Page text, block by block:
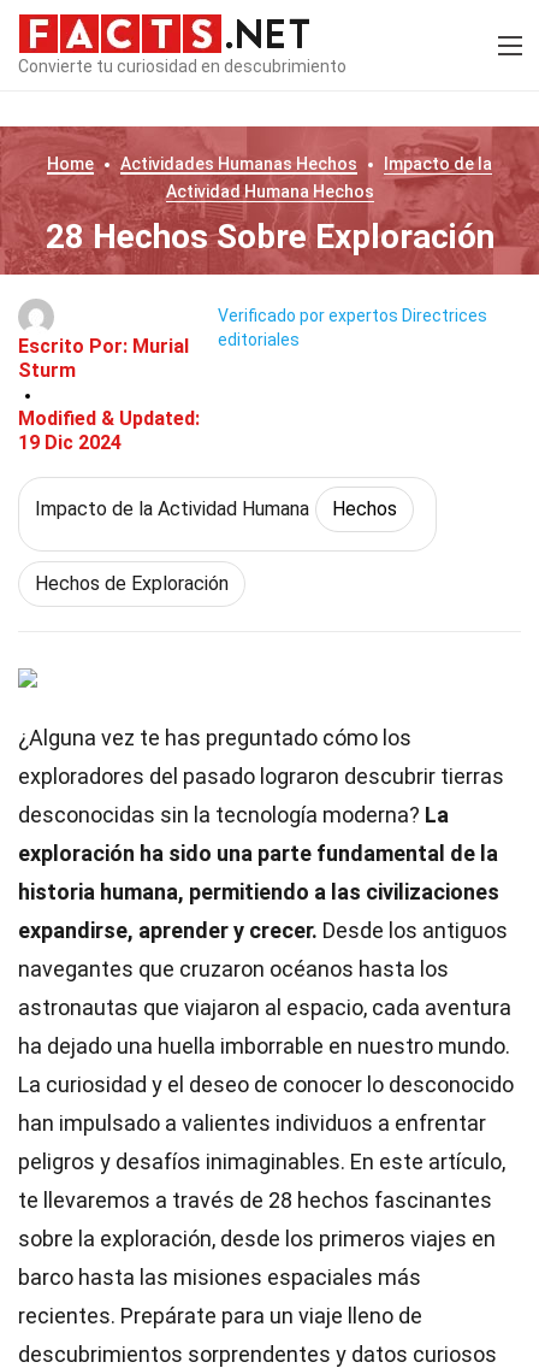
Convierte tu curiosidad en descubrimiento
Home Actividades Humanas Hechos
Impacto de la
Actividad Humana Hechos
28 Hechos Sobre Exploración
Escrito Por: Murial
Sturm
Modified & Updated:
19 Dic 2024
Verificado por expertos Directrices
editoriales
Impacto de la Actividad Humana Hechos
Hechos de Exploración
¿Alguna vez te has preguntado cómo los
exploradores del pasado lograron descubrir tierras
desconocidas sin la tecnología moderna? La
exploración ha sido una parte fundamental de la
historia humana, permitiendo a las civilizaciones
expandirse, aprender y crecer. Desde los antiguos
navegantes que cruzaron océanos hasta los
astronautas que viajaron al espacio, cada aventura
ha dejado una huella imborrable en nuestro mundo.
La curiosidad y el deseo de conocer lo desconocido
han impulsado a valientes individuos a enfrentar
peligros y desafíos inimaginables. En este artículo,
te llevaremos a través de 28 hechos fascinantes
sobre la exploración, desde los primeros viajes en
barco hasta las misiones espaciales más
recientes. Prepárate para un viaje lleno de
descubrimientos sorprendentes y datos curiosos